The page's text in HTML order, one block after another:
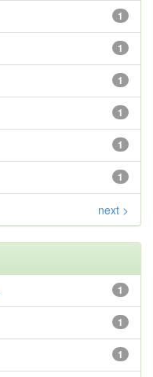
1
1
1
1
1
1
next >
1
1
1